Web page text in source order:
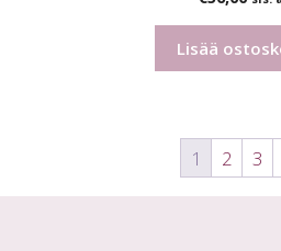
Lisää
1 2 3